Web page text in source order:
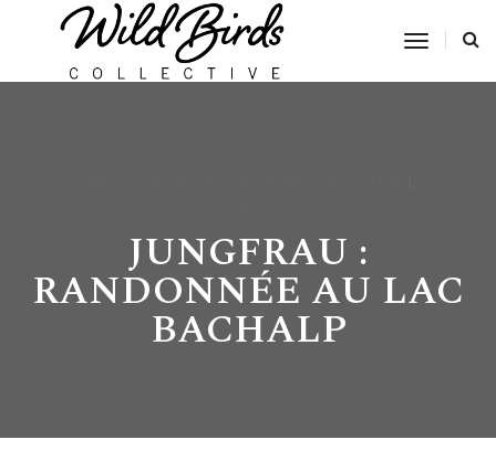
Toggle
JUNGFRAU :
RANDONNÉE AU LAC
BACHALP